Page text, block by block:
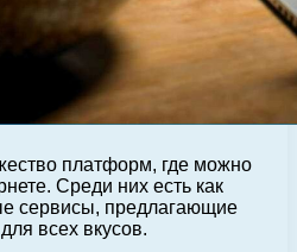
платформ, где можно
Среди них есть как
сервисы, предлагающие
всех вкусов.